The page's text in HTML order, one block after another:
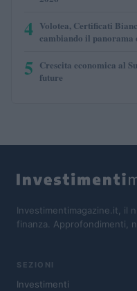
4 Volotea, Certificati
cambiando il panorama
5 Crescita economica al
future
Investimentimagazine.it, il
finanza. Approfondimenti,
SEZIONI
Investimenti